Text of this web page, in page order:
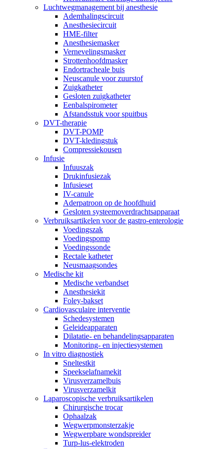
Luchtwegmanagement bij anesthesie
Ademhalingscircuit
Anesthesiecircuit
HME-filter
Anesthesiemasker
Vernevelingsmasker
Strottenhoofdmasker
Endortracheale buis
Neuscanule voor zuurstof
Zuigkatheter
Gesloten zuigkatheter
Eenbalspirometer
Afstandsstuk voor spuitbus
DVT-therapie
DVT-POMP
DVT-kledingstuk
Compressiekousen
Infusie
Infuuszak
Drukinfusiezak
Infusieset
IV-canule
Aderpatroon op de hoofdhuid
Gesloten systeemoverdrachtsapparaat
Verbruiksartikelen voor de gastro-enterologie
Voedingszak
Voedingspomp
Voedingssonde
Rectale katheter
Neusmaagsondes
Medische kit
Medische verbandset
Anesthesiekit
Foley-bakset
Cardiovasculaire interventie
Schedesystemen
Geleideapparaten
Dilatatie- en behandelingsapparaten
Monitoring- en injectiesystemen
In vitro diagnostiek
Sneltestkit
Speekselafnamekit
Virusverzamelbuis
Virusverzamelkit
Laparoscopische verbruiksartikelen
Chirurgische trocar
Ophaalzak
Wegwerpmonsterzakje
Wegwerpbare wondspreider
Turp-lus-elektroden